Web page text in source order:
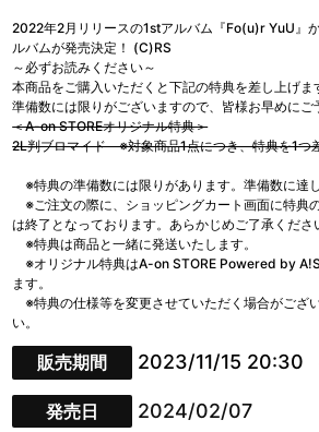
2022年2月リリースの1stアルバム『Fo(u)r YuU』
ルバムが発売決定！ (C)RS
～必ずお読みください～
本商品をご購入いただくと下記の特典を差し上げま
準備数には限りがございますので、皆様お早めにご
＜A-on STOREオリジナル特典＞
2L判ブロマイド ※対象商品1点につき、特典を1つ
※特典の準備数には限りがあります。準備数に達
※ご注文の際に、ショッピングカート画面に特典
は終了となっております。あらかじめご了承くださ
※特典は商品と一緒に発送いたします。
※オリジナル特典はA-on STORE Powered by
ます。
※特典の仕様等を変更させていただく場合がござ
い。
販売期間 2023/11/15 20:30
発売日 2024/02/07